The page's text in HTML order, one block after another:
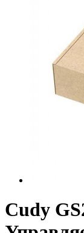
Cudy